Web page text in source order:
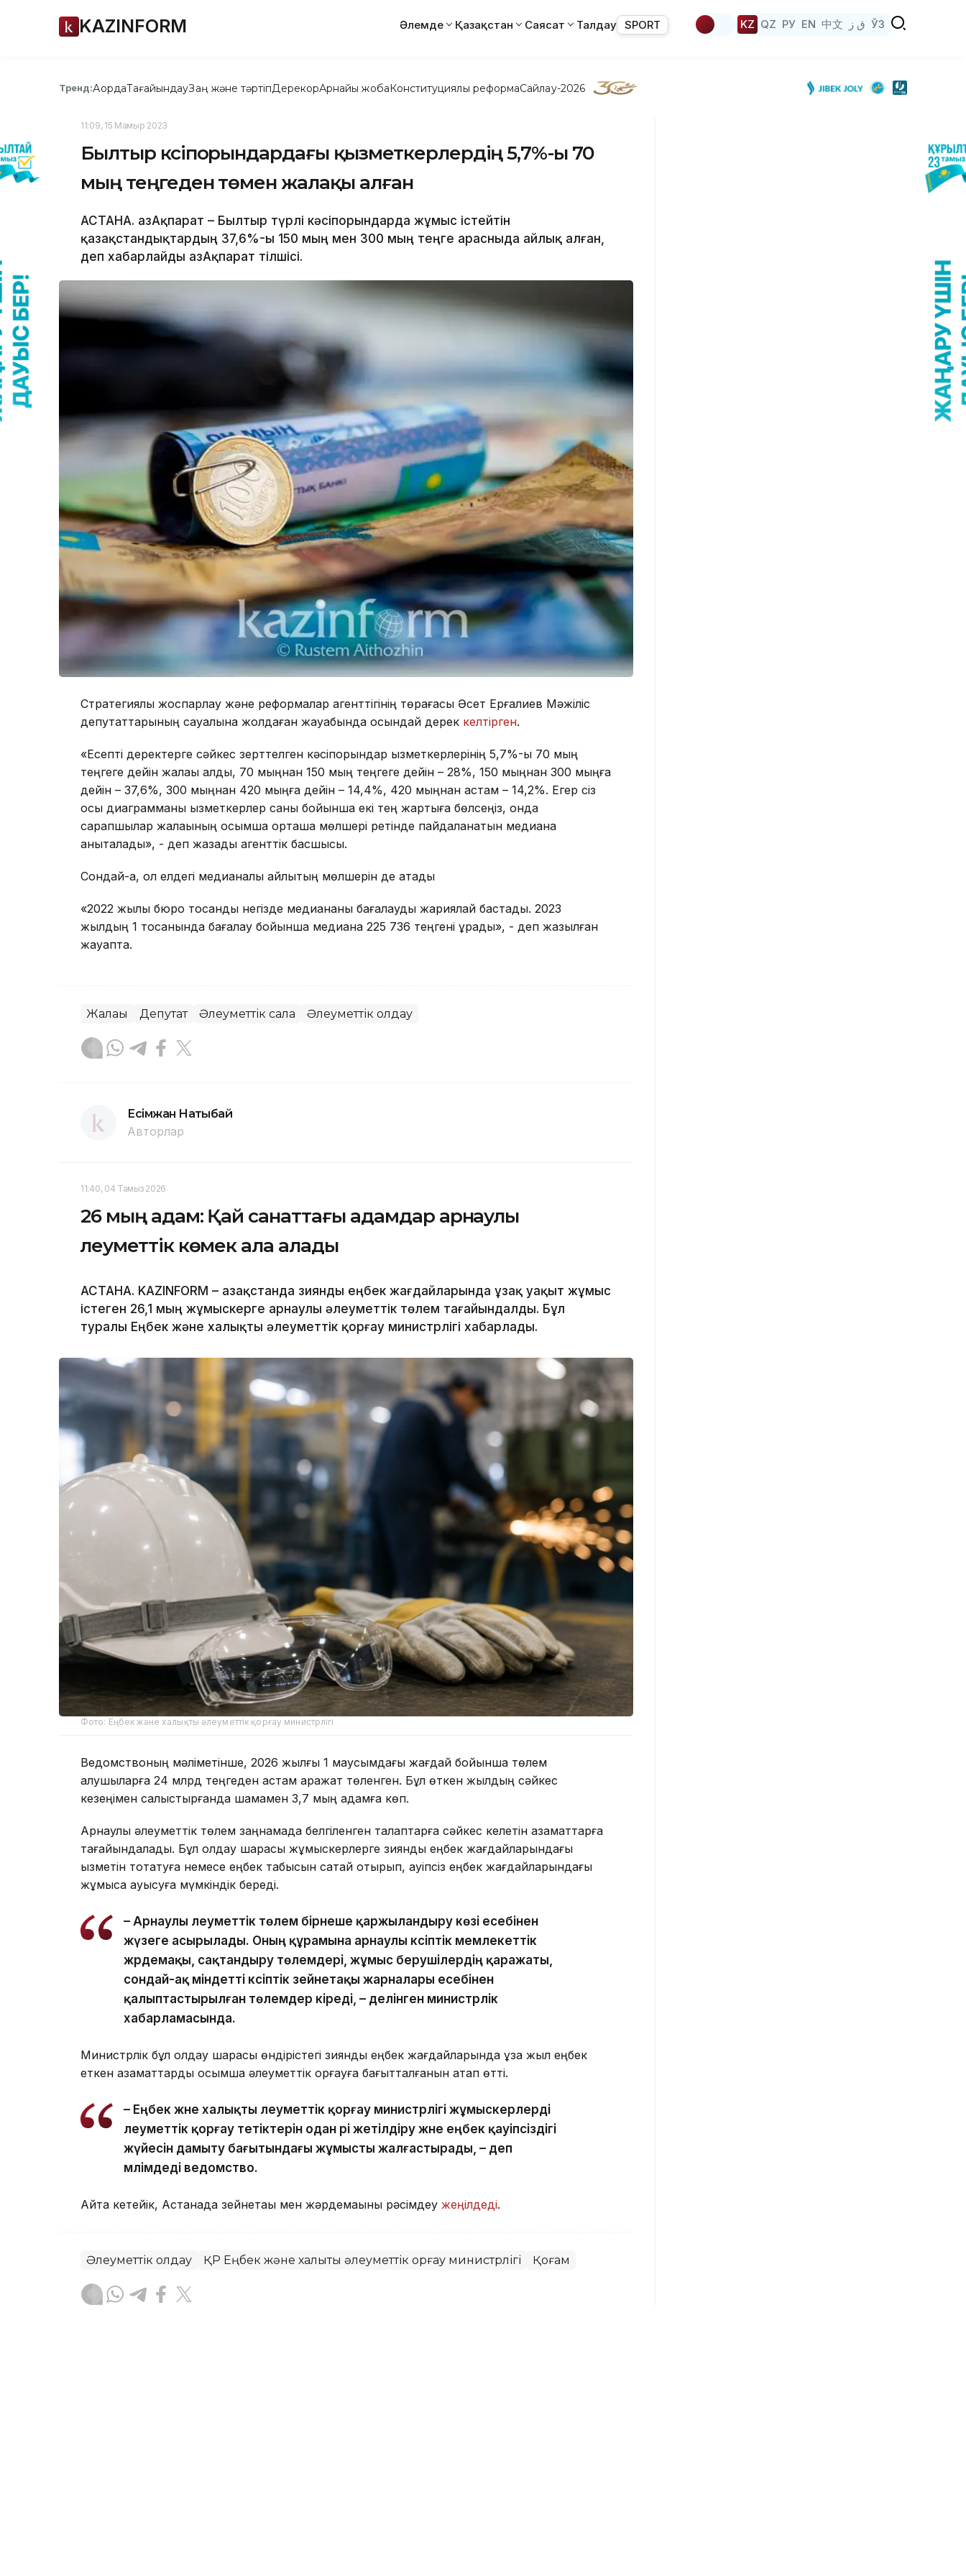
KAZINFORM Әлемде Қазақстан Саясат Талдау SPORT KZ QZ РУ EN 中文 ق ز ЎЗ
Тренд:АқордаТағайындауЗаң және тәртіпДерекқорАрнайы жобаКонституциялық реформаСайлау-2026
11:09, 15 Мамыр 2023
Былтыр кәсіпорындардағы қызметкерлердің 5,7%-ы 70
мың теңгеден төмен жалақы алған
АСТАНА. ҚазАқпарат – Былтыр түрлі кәсіпорындарда жұмыс істейтін
қазақстандықтардың 37,6%-ы 150 мың мен 300 мың теңге арасныда айлық алған,
деп хабарлайды ҚазАқпарат тілшісі.
Стратегиялық жоспарлау және реформалар агенттігінің төрағасы Әсет Ерғалиев Мәжіліс
депутаттарының сауалына жолдаған жауабында осындай дерек келтірген.
«Есепті деректерге сәйкес зерттелген кәсіпорындар қызметкерлерінің 5,7%-ы 70 мың
теңгеге дейін жалақы алды, 70 мыңнан 150 мың теңгеге дейін – 28%, 150 мыңнан 300 мыңға
дейін – 37,6%, 300 мыңнан 420 мыңға дейін – 14,4%, 420 мыңнан астам – 14,2%. Егер сіз
осы диаграмманы қызметкерлер саны бойынша екі тең жартыға бөлсеңіз, онда
сарапшылар жалақының қосымша орташа мөлшері ретінде пайдаланатын медиана
анықталады», - деп жазады агенттік басшысы.
Сондай-ақ, ол елдегі медианалық айлықтың мөлшерін де атады
«2022 жылы бюро тоқсандық негізде медиананы бағалауды жариялай бастады. 2023
жылдың 1 тоқсанында бағалау бойынша медиана 225 736 теңгені құрады», - деп жазылған
жауапта.
Жалақы Депутат Әлеуметтік сала Әлеуметтік қолдау
Есімжан Нақтыбай
Авторлар
11:40, 04 Тамыз 2026
26 мың адам: Қай санаттағы адамдар арнаулы
әлеуметтік көмек ала алады
АСТАНА. KAZINFORM – Қазақстанда зиянды еңбек жағдайларында ұзақ уақыт жұмыс
істеген 26,1 мың жұмыскерге арнаулы әлеуметтік төлем тағайындалды. Бұл
туралы Еңбек және халықты әлеуметтік қорғау министрлігі хабарлады.
Фото: Еңбек және халықты әлеуметтік қорғау министрлігі
Ведомствоның мәліметінше, 2026 жылғы 1 маусымдағы жағдай бойынша төлем
алушыларға 24 млрд теңгеден астам қаражат төленген. Бұл өткен жылдың сәйкес
кезеңімен салыстырғанда шамамен 3,7 мың адамға көп.
Арнаулы әлеуметтік төлем заңнамада белгіленген талаптарға сәйкес келетін азаматтарға
тағайындалады. Бұл қолдау шарасы жұмыскерлерге зиянды еңбек жағдайларындағы
қызметін тоқтатуға немесе еңбек табысын сақтай отырып, қауіпсіз еңбек жағдайларындағы
жұмысқа ауысуға мүмкіндік береді.
– Арнаулы әлеуметтік төлем бірнеше қаржыландыру көзі есебінен
жүзеге асырылады. Оның құрамына арнаулы кәсіптік мемлекеттік
жәрдемақы, сақтандыру төлемдері, жұмыс берушілердің қаражаты,
сондай-ақ міндетті кәсіптік зейнетақы жарналары есебінен
қалыптастырылған төлемдер кіреді, – делінген министрлік
хабарламасында.
Министрлік бұл қолдау шарасы өндірістегі зиянды еңбек жағдайларында ұзақ жыл еңбек
еткен азаматтарды қосымша әлеуметтік қорғауға бағытталғанын атап өтті.
– Еңбек және халықты әлеуметтік қорғау министрлігі жұмыскерлерді
әлеуметтік қорғау тетіктерін одан әрі жетілдіру және еңбек қауіпсіздігі
жүйесін дамыту бағытындағы жұмысты жалғастырады, – деп
мәлімдеді ведомство.
Айта кетейік, Астанада зейнетақы мен жәрдемақыны рәсімдеу жеңілдеді.
Әлеуметтік қолдау ҚР Еңбек және халықты әлеуметтік қорғау министрлігі Қоғам